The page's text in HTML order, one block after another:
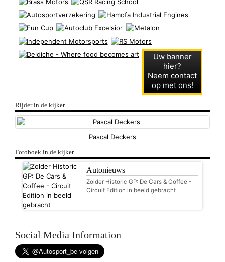
Uw banner
hier?
Neem contact
op met ons!
Rijder in de kijker
Pascal Deckers
Fotoboek in de kijker
Autonieuws
Zolder Historic GP: De Cars & Coffee -
Circuit Edition in beeld gebracht
Social Media Information